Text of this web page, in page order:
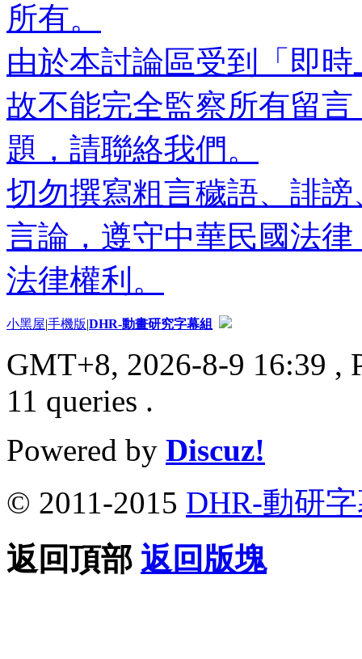
所有。
由於本討論區受到「即
故不能完全監察所有留
題，請聯絡我們。
切勿撰寫粗言穢語、誹
言論，遵守中華民國法
法律權利。
小黑屋|手機版|DHR-動畫研究字幕組
GMT+8, 2026-8-9 16:39 ,
11 queries .
Powered by Discuz!
© 2011-2015 DHR-動研
返回頂部 返回版塊